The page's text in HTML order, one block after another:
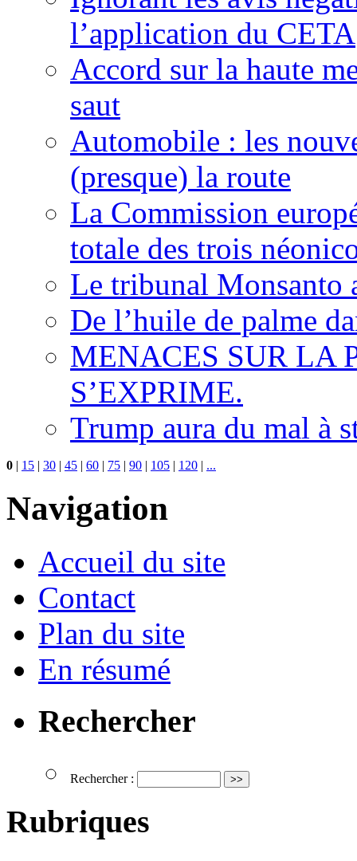
l’application du CETA
Accord sur la haute
saut
Automobile : les
(presque) la route
La Commission
totale des trois
Le tribunal Monsanto
De l’huile de palme
MENACES SUR LA
S’EXPRIME.
Trump aura du mal à
0 | 15 | 30 | 45 | 60 | 75 | 90 | 105 | 120 | ...
Navigation
Accueil du site
Contact
Plan du site
En résumé
Rechercher
Rechercher :
Rubriques